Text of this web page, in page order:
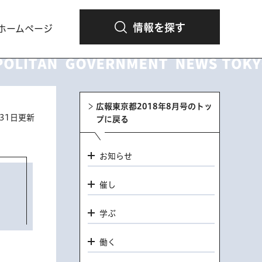
ームページ 情報を探す
日更新
広報東京都2018年8月号のトッ
プに戻る
お知らせ
催し
学ぶ
働く